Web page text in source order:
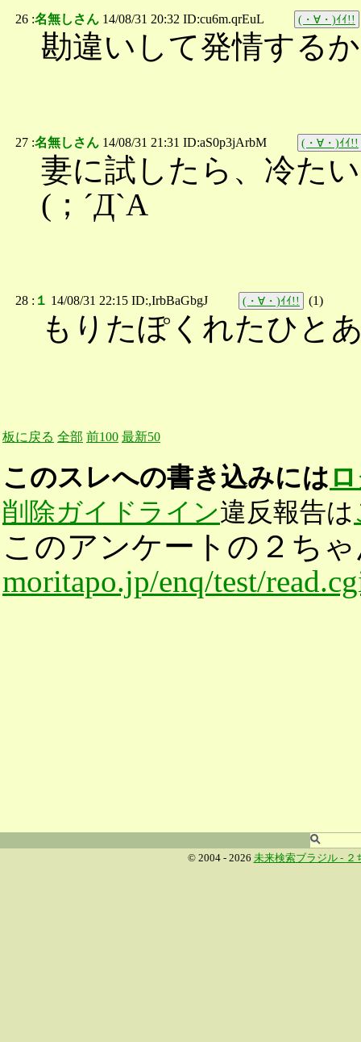
26 :名無しさん 14/08/31 20:32 ID:cu6m.qrEuL (・∀・)ｲｲ!!
勘違いして発情する
27 :名無しさん 14/08/31 21:31 ID:aS0p3jArbM (・∀・)ｲｲ!!
妻に試したら、冷た
(；´Д`A
28 : １ 14/08/31 22:15 ID:,IrbBaGbgJ (・∀・)ｲｲ!! (1)
もりたぽくれたひと
板に戻る 全部 前100 最新50
このスレへの書き込みには
削除ガイドライン違反報告は
このアンケートの２ち
moritapo.jp/enq/test/
© 2004 - 2026 未来検索ブラジル - ２